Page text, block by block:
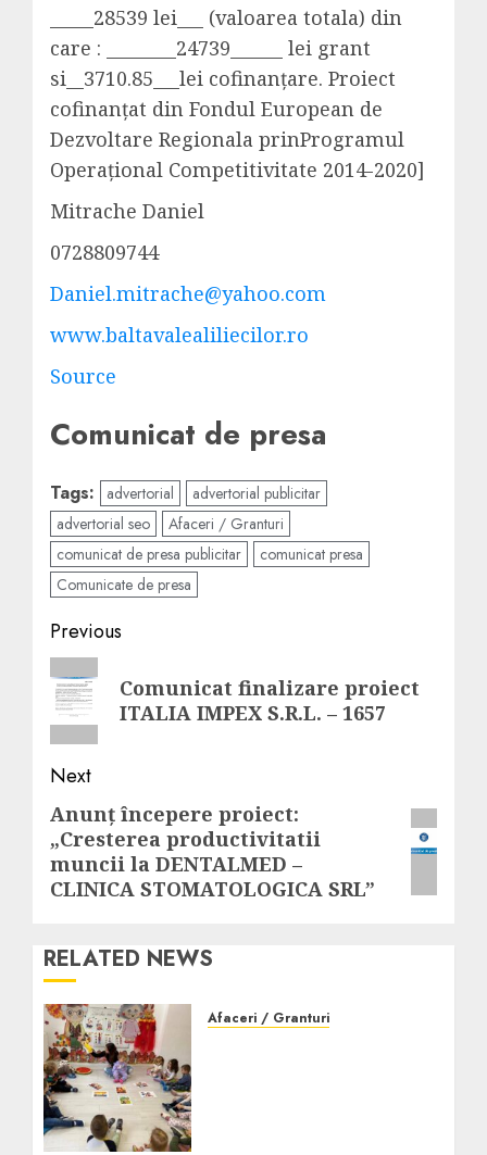
28539 lei ___ (valoarea totala) din
care : ________ 24739 ______ lei grant
si
3710.85 ___lei cofinanțare. Proiect
cofinanțat din Fondul European de
Dezvoltare Regionala prinProgramul
Operațional Competitivitate 2014-2020]
Mitrache Daniel
0728809744
Daniel.mitrache@yahoo.com
www.baltavalealiliecilor.ro
Source
Comunicat de presa
Tags: advertorial
advertorial publicitar
advertorial seo
Afaceri / Granturi
comunicat de presa publicitar
comunicat presa
Comunicate de presa
Post
navigation
Previous
Previous
post:
Comunicat finalizare proiect
ITALIA IMPEX S.R.L. – 1657
Next
Next
post:
Anunţ începere proiect:
„Cresterea productivitatii
muncii la DENTALMED –
CLINICA STOMATOLOGICA SRL”
RELATED NEWS
Afaceri / Granturi